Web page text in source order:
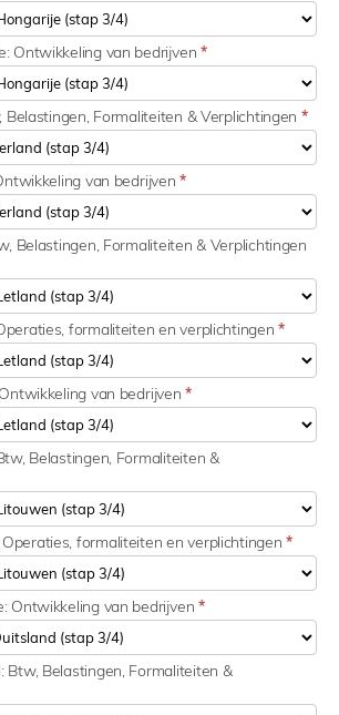
Ontwikkeling van bedrijven*
Belastingen, Formaliteiten & Verplichtingen *
van bedrijven*
Belastingen, Formaliteiten & Verplichtingen
formaliteiten en verplichtingen*
van bedrijven*
Belastingen, Formaliteiten &
formaliteiten en verplichtingen*
Ontwikkeling van bedrijven*
Btw, Belastingen, Formaliteiten &